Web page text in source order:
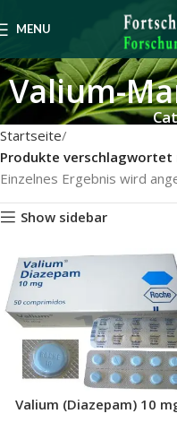
MENU
Valium-
Startseite
Produkte
Einzelnes Ergebnis wird
Show sidebar
Valium (Diazepam) 10